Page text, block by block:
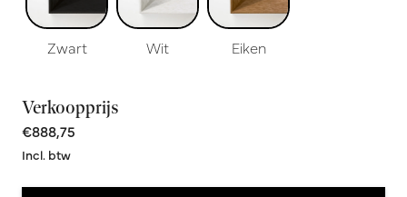
Zwart Wit Eiken
Verkoopprijs
€888,75
Incl. btw